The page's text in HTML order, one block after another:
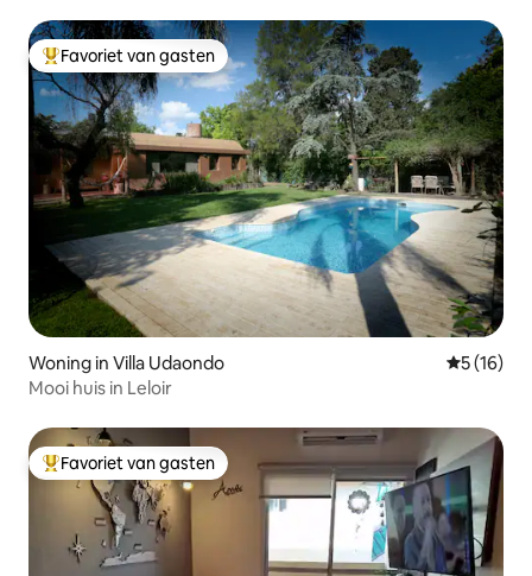
Topfavoriet van gasten
Favoriet van gasten
Woning in Villa Udaondo
5 (16)
Mooi huis in Leloir
Topfavoriet van gasten
Favoriet van gasten